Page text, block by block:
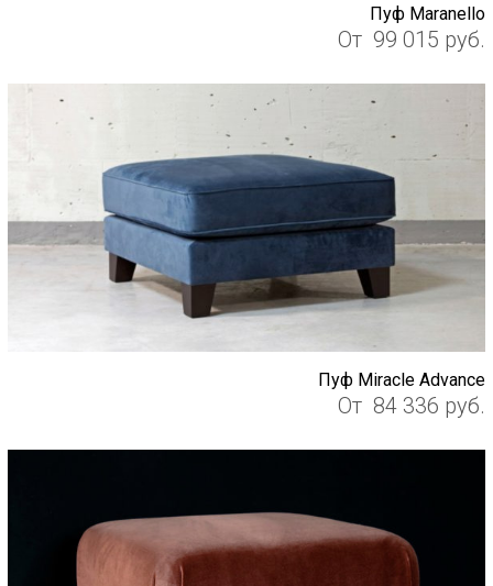
Пуф Maranello
От 99 015 руб.
Пуф Miracle Advance
От 84 336 руб.